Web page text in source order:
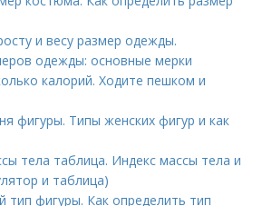
и весу размер одежды.
одежды: основные мерки
калорий. Ходите пешком и
фигуры. Типы женских фигур и как
тела таблица. Индекс массы тела и
и таблица)
тип фигуры. Как определить тип